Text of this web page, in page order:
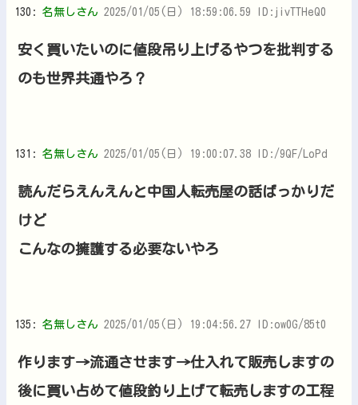
130: 名無しさん 2025/01/05(日) 18:59:06.59 ID:jivTTHeQ0
安く買いたいのに値段吊り上げるやつを批判する
のも世界共通やろ？
131: 名無しさん 2025/01/05(日) 19:00:07.38 ID:/9QF/LoPd
読んだらえんえんと中国人転売屋の話ばっかりだ
けど
こんなの擁護する必要ないやろ
135: 名無しさん 2025/01/05(日) 19:04:56.27 ID:ow0G/85t0
作ります→流通させます→仕入れて販売しますの
後に買い占めて値段釣り上げて転売しますの工程